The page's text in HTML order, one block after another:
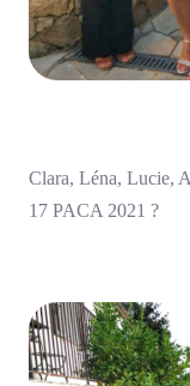
Clara, Léna, Lucie,
17 PACA 2021 ?